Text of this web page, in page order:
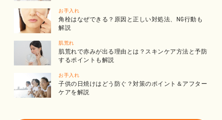
お手入れ
角栓はなぜできる？原因と正しい対処法、NG行動も
解説
肌荒れ
肌荒れで赤みが出る理由とは？スキンケア方法と予防
するポイントも解説
お手入れ
子供の日焼けはどう防ぐ？対策のポイント＆アフター
ケアを解説